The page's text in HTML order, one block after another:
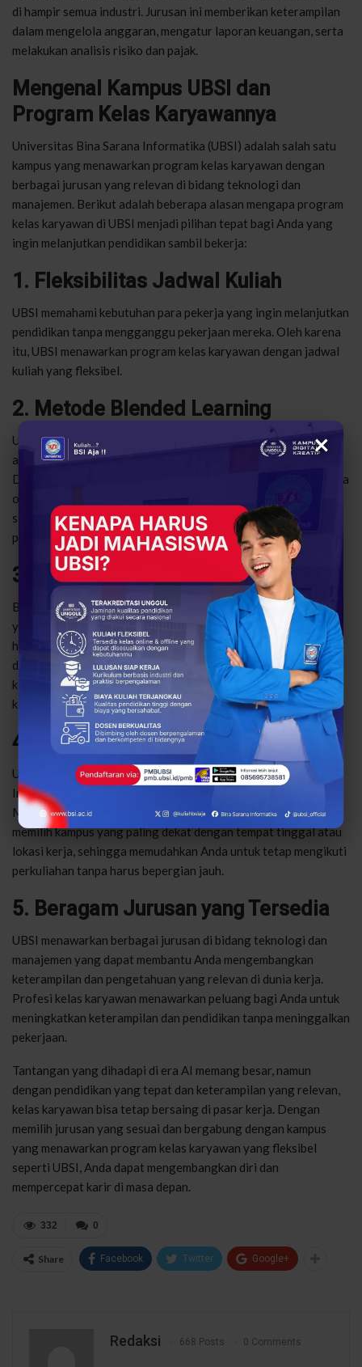
di hampir semua industri. Jurusan ini memberikan keterampilan
dalam mengelola anggaran, mengatur laporan keuangan, serta
melakukan analisis risiko dan pajak.
Mengenal Kampus UBSI dan
Program Kelas Karyawannya
Universitas Bina Sarana Informatika (UBSI) adalah salah satu
kampus yang menawarkan program kelas karyawan dengan
berbagai jurusan yang relevan di bidang teknologi dan
manajemen. Berikut adalah beberapa alasan mengapa program
kelas karyawan di UBSI menjadi pilihan tepat bagi Anda yang
ingin melanjutkan pendidikan sambil bekerja:
1. Fleksibilitas Jadwal Kuliah
UBSI memahami kebutuhan para pekerja yang ingin melanjutkan
pendidikan tanpa mengganggu pekerjaan mereka. Oleh karena
itu, UBSI menawarkan program kelas karyawan dengan jadwal
kuliah yang fleksibel.
2. Metode Blended Learning
UBSI menerapkan metode Blended Learning, yaitu kombinasi
antara perkuliahan tatap muka dan pembelajaran daring.
Dengan metode ini, Anda dapat mengakses materi kuliah secara
online kapan saja dan di mana saja, sementara tetap mengikuti
sesi tatap muka untuk diskusi dan interaksi langsung dengan
pengajar.
3. Biaya Kuliah yang Terjangkau
Biaya kuliah di UBSI cukup terjangkau, menjadikannya pilihan
yang baik bagi Anda yang ingin melanjutkan pendidikan tanpa
harus terbebani dengan biaya tinggi. Program kelas karyawan
di UBSI menawarkan biaya yang kompetitif, memberikan
kesempatan bagi banyak individu untuk meningkatkan
keterampilan mereka tanpa mengganggu kondisi keuangan.
4. Lokasi Kampus yang Strategis
UBSI memiliki kampus yang tersebar di berbagai kota besar di
Indonesia, termasuk Jakarta, Bekasi, Tangerang, Surabaya, dan
Medan. Dengan berbagai pilihan lokasi kampus, Anda dapat
memilih kampus yang paling dekat dengan tempat tinggal atau
lokasi kerja, sehingga memudahkan Anda untuk tetap mengikuti
perkuliahan tanpa harus bepergian jauh.
5. Beragam Jurusan yang Tersedia
UBSI menawarkan berbagai jurusan di bidang teknologi dan
manajemen yang dapat membantu Anda mengembangkan
keterampilan dan pengetahuan yang relevan di dunia kerja.
Profesi kelas karyawan menawarkan peluang bagi Anda untuk
meningkatkan keterampilan dan pendidikan tanpa meninggalkan
pekerjaan.
Tantangan yang dihadapi di era AI memang besar, namun
dengan pendidikan yang tepat dan keterampilan yang relevan,
kelas karyawan bisa tetap bersaing di pasar kerja. Dengan
memilih jurusan yang sesuai dan bergabung dengan kampus
yang menawarkan program kelas karyawan yang fleksibel
seperti UBSI, Anda dapat mengembangkan diri dan
mempercepat karir di masa depan.
0
332
Share Facebook Twitter Google+
Redaksi 668 Posts 0 Comments
×